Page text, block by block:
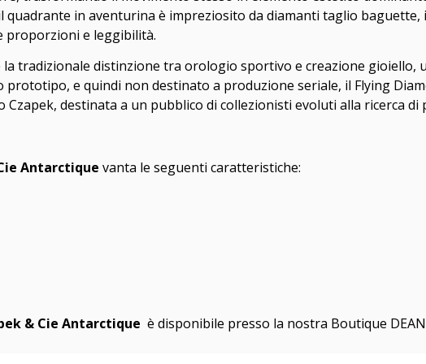
quadrante in aventurina è impreziosito da diamanti taglio
proporzioni e leggibilità.
tradizionale distinzione tra orologio sportivo e creazione gioiello,
prototipo, e quindi non destinato a produzione seriale, il Flying
Czapek, destinata a un pubblico di collezionisti evoluti alla ricerca
Antarctique vanta le seguenti caratteristiche:
& Cie Antarctique è disponibile presso la nostra Boutique